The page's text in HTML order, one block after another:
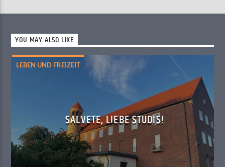
YOU MAY ALSO LIKE
LEBEN UND FREIZEIT
SALVETE, LIEBE STUDIS!